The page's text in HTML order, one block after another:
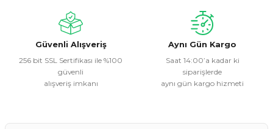
Ürün fiyatı diğer sitelerden daha pahalı.
Bu ürüne benzer farklı alternatifler olmalı.
Güvenli Alışveriş
256 bit SSL Sertifikası ile %100
güvenli
alışveriş imkanı
Aynı Gün Kargo
Saat 14:00’a kadar ki
siparişlerde
aynı gün kargo hizmeti